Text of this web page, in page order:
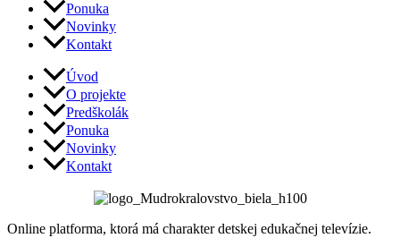
Ponuka
Novinky
Kontakt
Úvod
O projekte
Predškolák
Ponuka
Novinky
Kontakt
Online platforma, ktorá má charakter detskej edukačnej televízie.